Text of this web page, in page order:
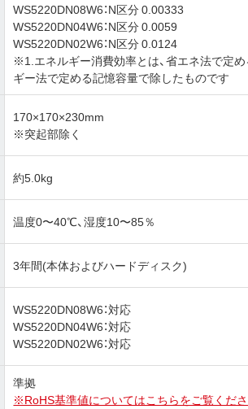
WS5220DN08W6：N区分 0.00333
WS5220DN04W6：N区分 0.0059
WS5220DN02W6：N区分 0.0124
※1.エネルギー消費効率とは、省エネ法で定
ギー法で定める記憶容量で除したものです
170×170×230mm
※突起部除く
約5.0kg
温度0〜40℃、湿度10〜85％
3年間(本体およびハードディスク)
WS5220DN08W6：対応
WS5220DN04W6：対応
WS5220DN02W6：対応
準拠
※RoHS基準値についてはこちらをご覧くだ